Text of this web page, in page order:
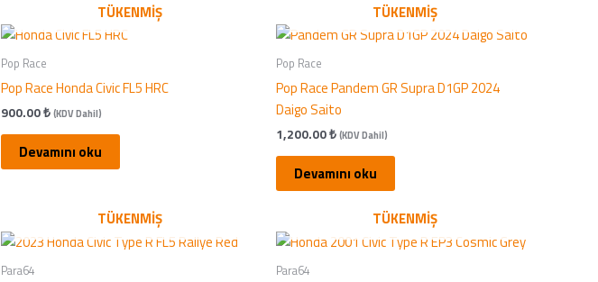
TÜKENMIŞ
Pop Race
Pop Race Honda Civic FL5 HRC
900.00₺(KDV Dahil)
Devamını oku
TÜKENMIŞ
Pop Race
Pop Race Pandem GR Supra D1GP 2024
Daigo Saito
1,200.00₺(KDV Dahil)
Devamını oku
TÜKENMIŞ
Para64
TÜKENMIŞ
Para64